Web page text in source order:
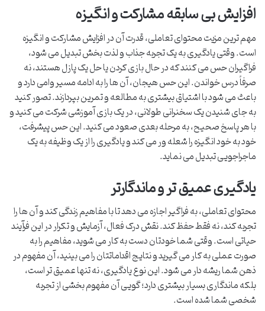
افزایش بی سابقه مشارکت و انگیزه
مهم ترین مزیت محتوای تعاملی، قدرت آن در افزایش مشارکت و انگیزه
است. وقتی یادگیری به یک تجربه جذاب و لذت بخش تبدیل می شود،
فراگیران حس می کنند که در حال بازی کردن یا حل یک پازل هستند، نه
صرفاً درس خواندن. این حس هیجان، آن ها را به ادامه مسیر وامی دارد و
باعث می شود با اشتیاق بیشتری به مطالعه و تمرین بپردازند. تصور کنید
به جای شنیدن یک سخنرانی طولانی، در یک بازی آموزشی شرکت می کنید و
با هر پاسخ صحیح، به مرحله بعدی صعود می کنید. این حس پیشرفت،
خود به خود انگیزه را شعله ور می کند و یادگیری را از یک وظیفه به یک
ماجراجویی تبدیل می نماید.
یادگیری عمیق تر و ماندگارتر
محتوای تعاملی، به فراگیر اجازه می دهد تا با مفاهیم زندگی کند و آن ها را
تجربه کند، نه فقط حفظ کند. نقش درک فعال، آزمایش و تکرار در این فرآیند
حیاتی است. وقتی شما خودتان دست به کار می شوید، مفاهیم را به
صورت عملی به کار می گیرید و نتایج اقداماتتان را می بینید، آن مفهوم در
ذهن شما ریشه دار می شود. این نوع یادگیری، نه تنها عمیق تر است،
بلکه ماندگاری بسیار بیشتری دارد؛ گویی آن مفهوم بخشی از تجربه
شخصی شما شده است.